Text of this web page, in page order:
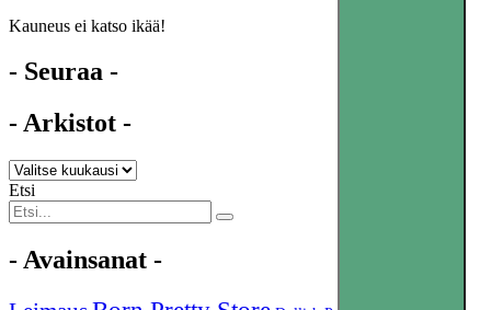
Kauneus ei katso ikää!
- Seuraa -
- Arkistot -
Etsi
- Avainsanat -